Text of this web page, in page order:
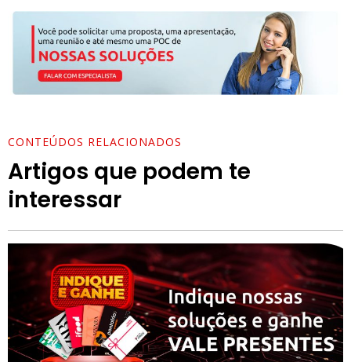
CONTEÚDOS RELACIONADOS
Artigos que podem te
interessar